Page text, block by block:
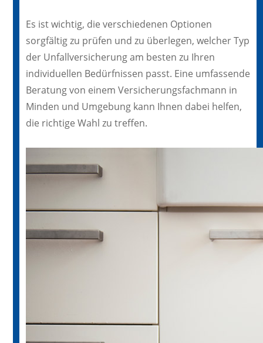
Es ist wichtig, die verschiedenen Optionen
sorgfältig zu prüfen und zu überlegen, welcher Typ
der Unfallversicherung am besten zu Ihren
individuellen Bedürfnissen passt. Eine umfassende
Beratung von einem Versicherungsfachmann in
Minden und Umgebung kann Ihnen dabei helfen,
die richtige Wahl zu treffen.